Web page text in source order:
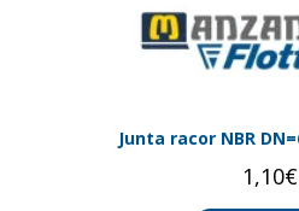
Junta racor NBR
1,10€